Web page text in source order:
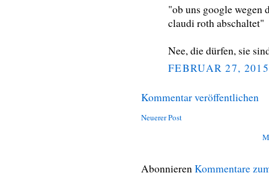
"ob uns google wegen
claudi roth abschaltet"
Nee, die dürfen, sie
FEBRUAR 27, 2015
Kommentar veröffentlichen
Neuerer Post
AbonnierenKommentare